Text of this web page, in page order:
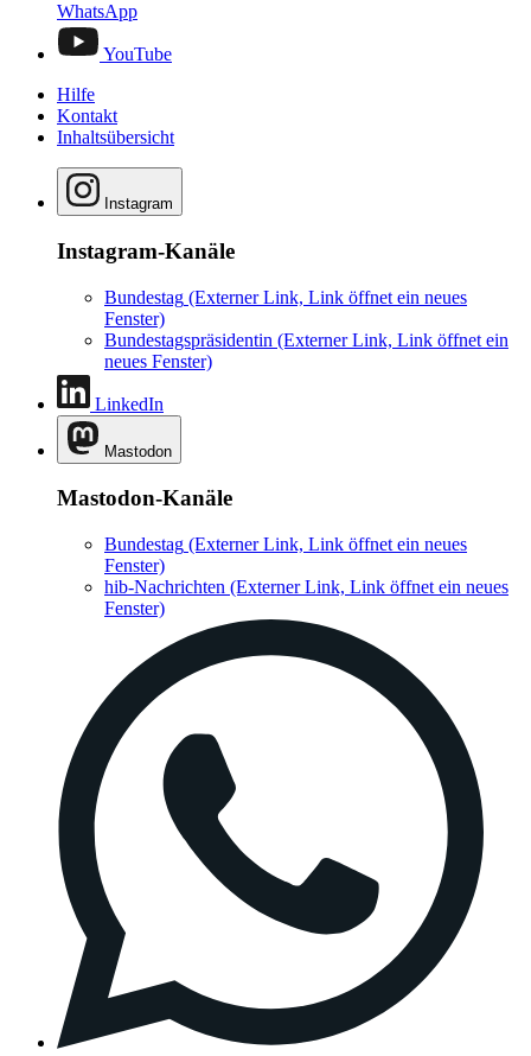
WhatsApp
YouTube
Hilfe
Kontakt
Inhaltsübersicht
Instagram
Instagram-Kanäle
Bundestag (Externer Link, Link öffnet ein neues
Fenster)
Bundestagspräsidentin (Externer Link, Link öffnet ein
neues Fenster)
LinkedIn
Mastodon
Mastodon-Kanäle
Bundestag (Externer Link, Link öffnet ein neues
Fenster)
hib-Nachrichten (Externer Link, Link öffnet ein neues
Fenster)